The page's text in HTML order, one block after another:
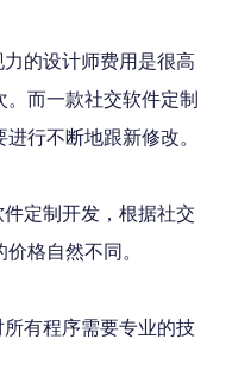
的设计师费用是很高
而一款社交软件定制
行不断地跟新修改。
定制开发，根据社交
格自然不同。
有程序需要专业的技